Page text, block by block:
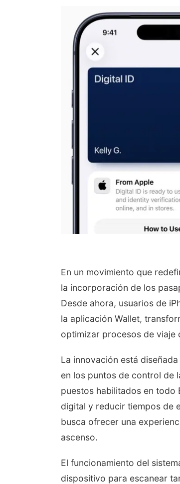
En un movimiento que
la incorporación de los
Desde ahora, usuarios de
la aplicación Wallet,
optimizar procesos de viaje
La innovación está
en los puntos de control de
puestos habilitados en todo
digital y reducir tiempos de
busca ofrecer una
ascenso.
El funcionamiento del
dispositivo para escanear